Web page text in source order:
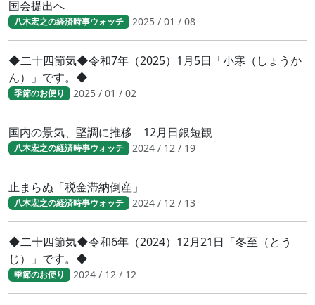
国会提出へ
八木宏之の経済時事ウォッチ 2025 / 01 / 08
◆二十四節気◆令和7年（2025）1月5日「小寒（しょうか
ん）」です。◆
季節のお便り 2025 / 01 / 02
国内の景気、堅調に推移 12月日銀短観
八木宏之の経済時事ウォッチ 2024 / 12 / 19
止まらぬ「税金滞納倒産」
八木宏之の経済時事ウォッチ 2024 / 12 / 13
◆二十四節気◆令和6年（2024）12月21日「冬至（とう
じ）」です。◆
季節のお便り 2024 / 12 / 12